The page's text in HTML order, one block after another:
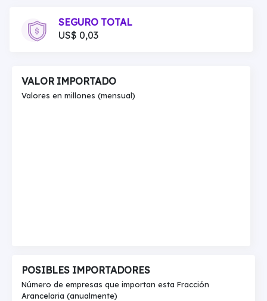
SEGURO TOTAL
US$ 0,03
VALOR IMPORTADO
Valores en millones (mensual)
POSIBLES IMPORTADORES
Número de empresas que importan esta Fracción
Arancelaria (anualmente)